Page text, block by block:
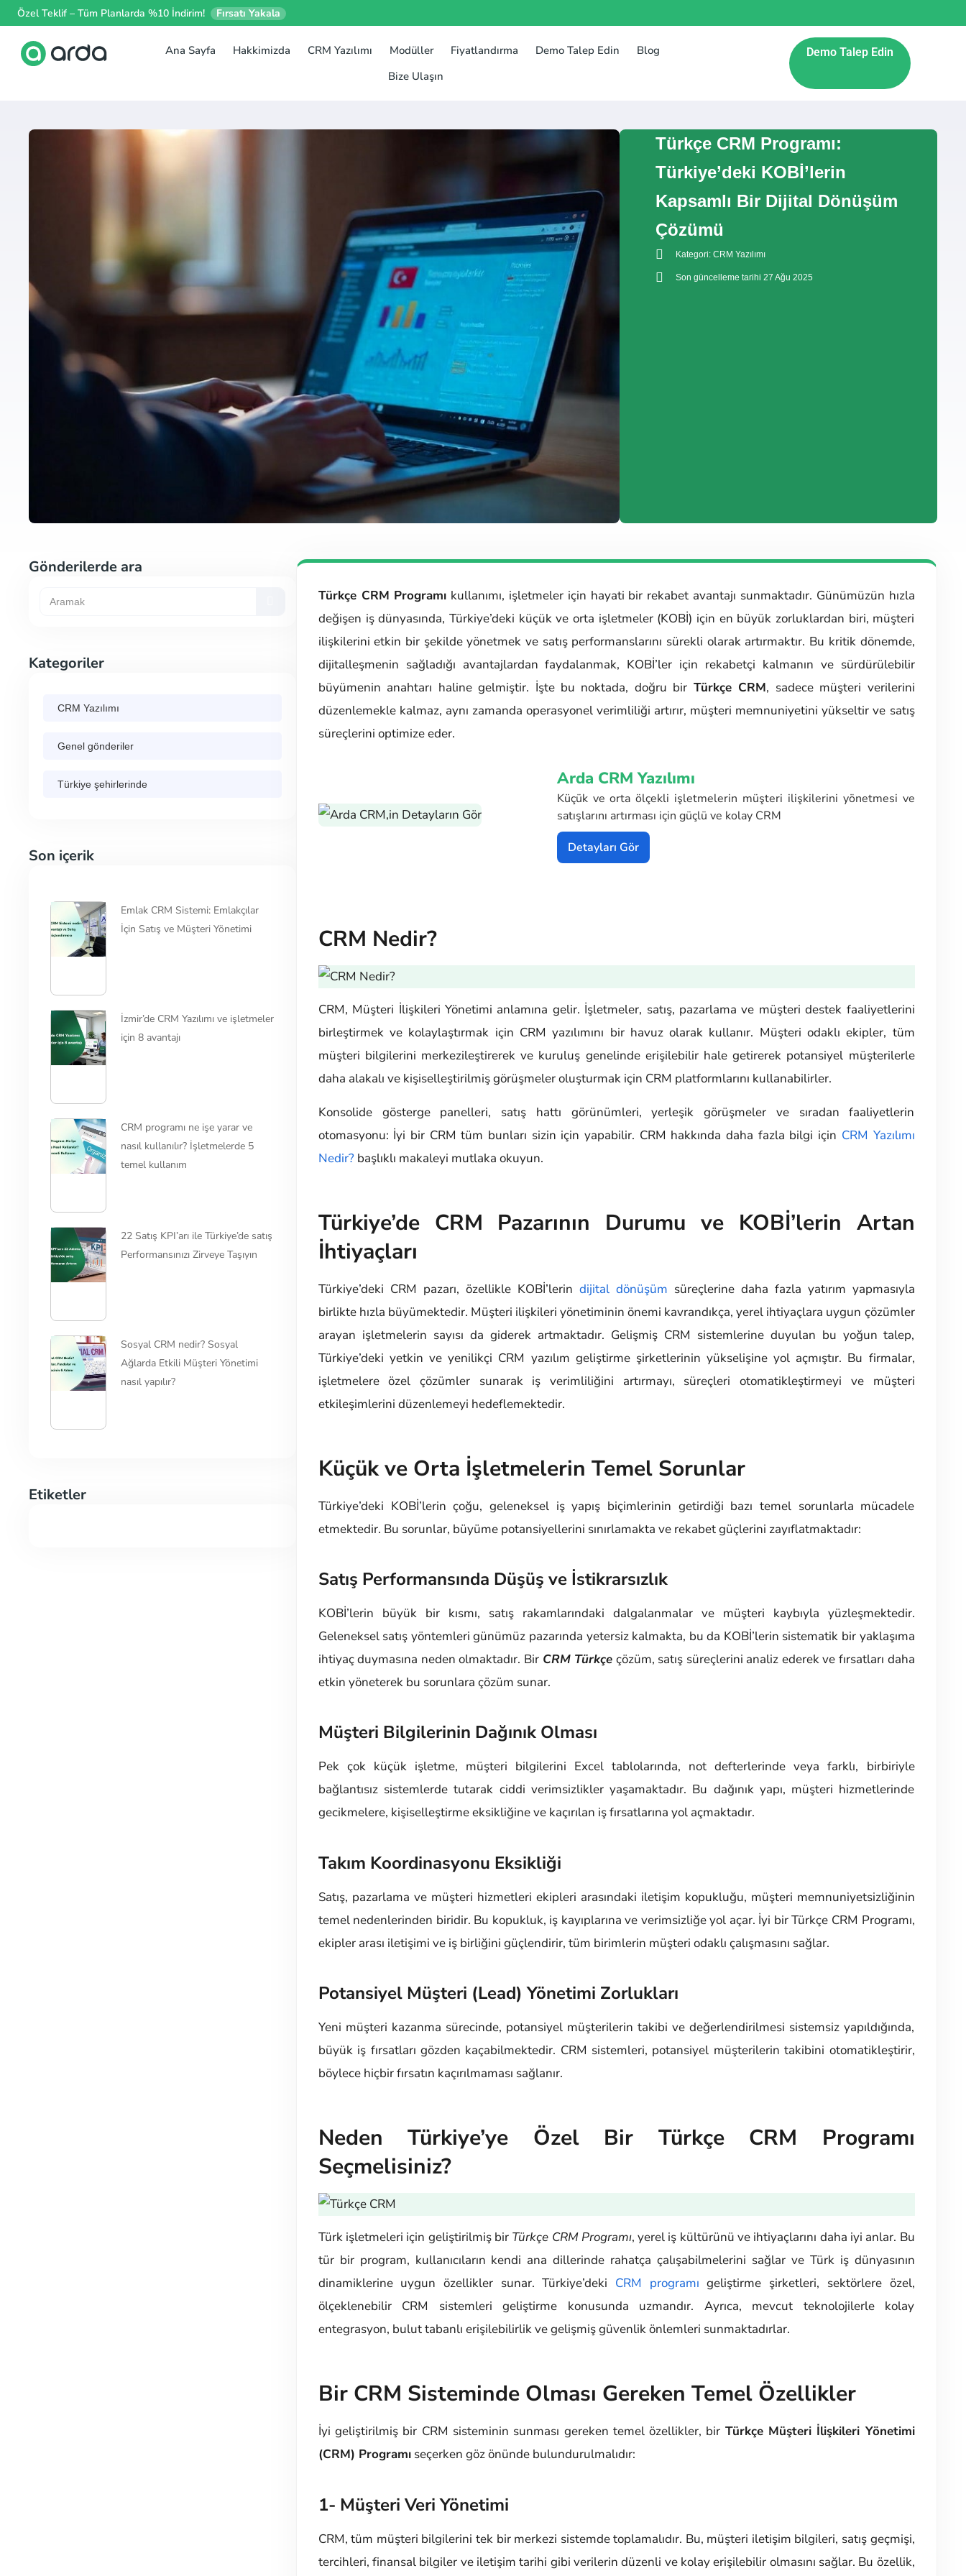
Özel Teklif – Tüm Planlarda %10 İndirim! Fırsatı Yakala
Ana Sayfa Hakkimizda CRM Yazılımı Modüller Fiyatlandırma​ Demo Talep Edin
Blog
Bize Ulaşın
Demo Talep Edin
Türkçe CRM Programı:
Türkiye’deki KOBİ’lerin
Kapsamlı Bir Dijital Dönüşüm
Çözümü
Kategori: CRM Yazılımı
Son güncelleme tarihi 27 Ağu 2025
Gönderilerde ara
Kategoriler
CRM Yazılımı
Genel gönderiler
Türkiye şehirlerinde
Son içerik
Emlak CRM Sistemi: Emlakçılar
İçin Satış ve Müşteri Yönetimi
İzmir’de CRM Yazılımı ve işletmeler
için 8 avantajı
CRM programı ne işe yarar ve
nasıl kullanılır? İşletmelerde 5
temel kullanım
22 Satış KPI’arı ile Türkiye’de satış
Performansınızı Zirveye Taşıyın
Sosyal CRM nedir? Sosyal
Ağlarda Etkili Müşteri Yönetimi
nasıl yapılır?
Etiketler
Türkçe CRM Programı kullanımı, işletmeler için hayati bir rekabet avantajı sunmaktadır. Günümüzün hızla
değişen iş dünyasında, Türkiye’deki küçük ve orta işletmeler (KOBİ) için en büyük zorluklardan biri, müşteri
ilişkilerini etkin bir şekilde yönetmek ve satış performanslarını sürekli olarak artırmaktır. Bu kritik dönemde,
dijitalleşmenin sağladığı avantajlardan faydalanmak, KOBİ’ler için rekabetçi kalmanın ve sürdürülebilir
büyümenin anahtarı haline gelmiştir. İşte bu noktada, doğru bir Türkçe CRM, sadece müşteri verilerini
düzenlemekle kalmaz, aynı zamanda operasyonel verimliliği artırır, müşteri memnuniyetini yükseltir ve satış
süreçlerini optimize eder.
Arda CRM Yazılımı
Küçük ve orta ölçekli işletmelerin müşteri ilişkilerini yönetmesi ve
satışlarını artırması için güçlü ve kolay CRM
Detayları Gör
CRM Nedir?
CRM, Müşteri İlişkileri Yönetimi anlamına gelir. İşletmeler, satış, pazarlama ve müşteri destek faaliyetlerini
birleştirmek ve kolaylaştırmak için CRM yazılımını bir havuz olarak kullanır. Müşteri odaklı ekipler, tüm
müşteri bilgilerini merkezileştirerek ve kuruluş genelinde erişilebilir hale getirerek potansiyel müşterilerle
daha alakalı ve kişiselleştirilmiş görüşmeler oluşturmak için CRM platformlarını kullanabilirler.
Konsolide gösterge panelleri, satış hattı görünümleri, yerleşik görüşmeler ve sıradan faaliyetlerin
otomasyonu: İyi bir CRM tüm bunları sizin için yapabilir. CRM hakkında daha fazla bilgi için CRM Yazılımı
Nedir? başlıklı makaleyi mutlaka okuyun.
Türkiye’de CRM Pazarının Durumu ve KOBİ’lerin Artan
İhtiyaçları
Türkiye’deki CRM pazarı, özellikle KOBİ’lerin dijital dönüşüm süreçlerine daha fazla yatırım yapmasıyla
birlikte hızla büyümektedir. Müşteri ilişkileri yönetiminin önemi kavrandıkça, yerel ihtiyaçlara uygun çözümler
arayan işletmelerin sayısı da giderek artmaktadır. Gelişmiş CRM sistemlerine duyulan bu yoğun talep,
Türkiye’deki yetkin ve yenilikçi CRM yazılım geliştirme şirketlerinin yükselişine yol açmıştır. Bu firmalar,
işletmelere özel çözümler sunarak iş verimliliğini artırmayı, süreçleri otomatikleştirmeyi ve müşteri
etkileşimlerini düzenlemeyi hedeflemektedir.
Küçük ve Orta İşletmelerin Temel Sorunlar
Türkiye’deki KOBİ’lerin çoğu, geleneksel iş yapış biçimlerinin getirdiği bazı temel sorunlarla mücadele
etmektedir. Bu sorunlar, büyüme potansiyellerini sınırlamakta ve rekabet güçlerini zayıflatmaktadır:
Satış Performansında Düşüş ve İstikrarsızlık
KOBİ’lerin büyük bir kısmı, satış rakamlarındaki dalgalanmalar ve müşteri kaybıyla yüzleşmektedir.
Geleneksel satış yöntemleri günümüz pazarında yetersiz kalmakta, bu da KOBİ’lerin sistematik bir yaklaşıma
ihtiyaç duymasına neden olmaktadır. Bir CRM Türkçe çözüm, satış süreçlerini analiz ederek ve fırsatları daha
etkin yöneterek bu sorunlara çözüm sunar.
Müşteri Bilgilerinin Dağınık Olması
Pek çok küçük işletme, müşteri bilgilerini Excel tablolarında, not defterlerinde veya farklı, birbiriyle
bağlantısız sistemlerde tutarak ciddi verimsizlikler yaşamaktadır. Bu dağınık yapı, müşteri hizmetlerinde
gecikmelere, kişiselleştirme eksikliğine ve kaçırılan iş fırsatlarına yol açmaktadır.
Takım Koordinasyonu Eksikliği
Satış, pazarlama ve müşteri hizmetleri ekipleri arasındaki iletişim kopukluğu, müşteri memnuniyetsizliğinin
temel nedenlerinden biridir. Bu kopukluk, iş kayıplarına ve verimsizliğe yol açar. İyi bir Türkçe CRM Programı,
ekipler arası iletişimi ve iş birliğini güçlendirir, tüm birimlerin müşteri odaklı çalışmasını sağlar.
Potansiyel Müşteri (Lead) Yönetimi Zorlukları
Yeni müşteri kazanma sürecinde, potansiyel müşterilerin takibi ve değerlendirilmesi sistemsiz yapıldığında,
büyük iş fırsatları gözden kaçabilmektedir. CRM sistemleri, potansiyel müşterilerin takibini otomatikleştirir,
böylece hiçbir fırsatın kaçırılmaması sağlanır.
Neden Türkiye’ye Özel Bir Türkçe CRM Programı
Seçmelisiniz?
Türk işletmeleri için geliştirilmiş bir Türkçe CRM Programı, yerel iş kültürünü ve ihtiyaçlarını daha iyi anlar. Bu
tür bir program, kullanıcıların kendi ana dillerinde rahatça çalışabilmelerini sağlar ve Türk iş dünyasının
dinamiklerine uygun özellikler sunar. Türkiye’deki CRM programı geliştirme şirketleri, sektörlere özel,
ölçeklenebilir CRM sistemleri geliştirme konusunda uzmandır. Ayrıca, mevcut teknolojilerle kolay
entegrasyon, bulut tabanlı erişilebilirlik ve gelişmiş güvenlik önlemleri sunmaktadırlar.
Bir CRM Sisteminde Olması Gereken Temel Özellikler
İyi geliştirilmiş bir CRM sisteminin sunması gereken temel özellikler, bir Türkçe Müşteri İlişkileri Yönetimi
(CRM) Programıseçerken göz önünde bulundurulmalıdır:
1- Müşteri Veri Yönetimi
CRM, tüm müşteri bilgilerini tek bir merkezi sistemde toplamalıdır. Bu, müşteri iletişim bilgileri, satış geçmişi,
tercihleri, finansal bilgiler ve iletişim tarihi gibi verilerin düzenli ve kolay erişilebilir olmasını sağlar. Bu özellik,